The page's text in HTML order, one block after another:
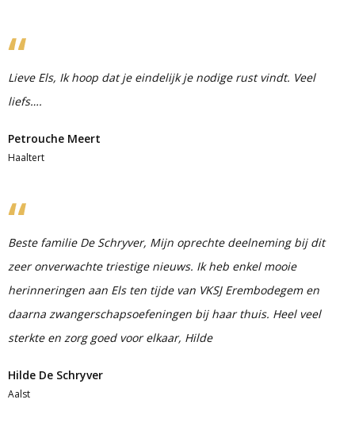
Lieve Els, Ik hoop dat je eindelijk je nodige rust vindt. Veel
liefs….
Petrouche Meert
Haaltert
Beste familie De Schryver, Mijn oprechte deelneming bij dit
zeer onverwachte triestige nieuws. Ik heb enkel mooie
herinneringen aan Els ten tijde van VKSJ Erembodegem en
daarna zwangerschapsoefeningen bij haar thuis. Heel veel
sterkte en zorg goed voor elkaar, Hilde
Hilde De Schryver
Aalst